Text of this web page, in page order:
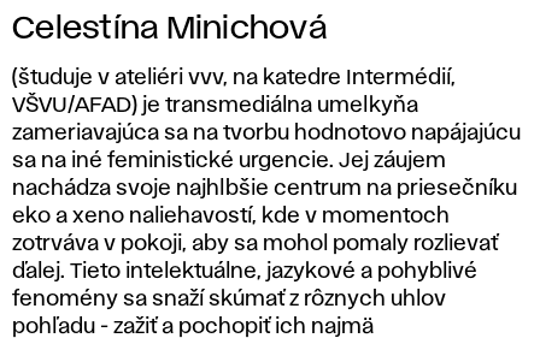
Celestína Minichová
(študuje v ateliéri vvv, na katedre Intermédií,
VŠVU/AFAD) je transmediálna umelkyňa
zameriavajúca sa na tvorbu hodnotovo napájajúcu
sa na iné feministické urgencie. Jej záujem
nachádza svoje najhlbšie centrum na priesečníku
eko a xeno naliehavostí, kde v momentoch
zotrváva v pokoji, aby sa mohol pomaly rozlievať
ďalej. Tieto intelektuálne, jazykové a pohyblivé
fenomény sa snaží skúmať z rôznych uhlov
pohľadu - zažiť a pochopiť ich najmä